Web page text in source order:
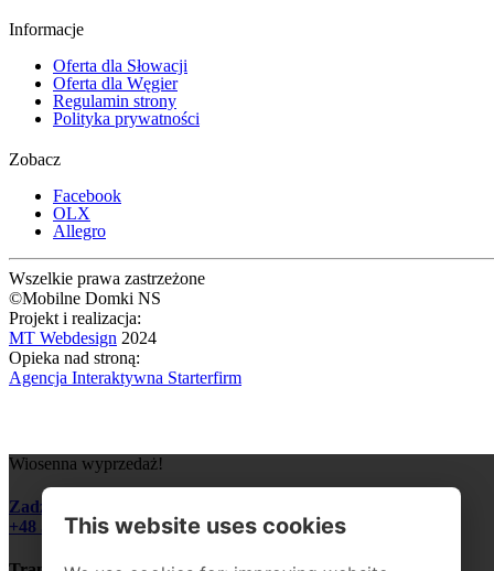
Informacje
Oferta dla Słowacji
Oferta dla Węgier
Regulamin strony
Polityka prywatności
Zobacz
Facebook
OLX
Allegro
Wszelkie prawa zastrzeżone
©Mobilne Domki NS
Projekt i realizacja:
MT Webdesign 2024
Opieka nad stroną:
Agencja Interaktywna Starterfirm
This website uses cookies
Wiosenna wyprzedaż!
Zadzwoń i zapytaj o szczegóły:
+48 510 328 545